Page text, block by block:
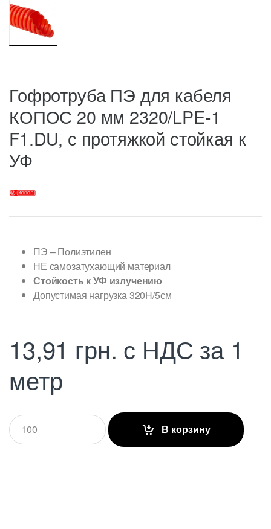
Гофротруба ПЭ для кабеля
КОПОС 20 мм 2320/LPE-1
F1.DU, с протяжкой стойкая к
УФ
ПЭ – Полиэтилен
НЕ самозатухающий материал
Стойкость к УФ излучению
Допустимая нагрузка 320H/5см
13,91 грн. с НДС за 1
метр
Q
u
a
В корзину